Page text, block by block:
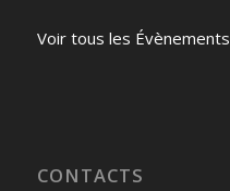
Voir tous les Évènements
CONTACTS